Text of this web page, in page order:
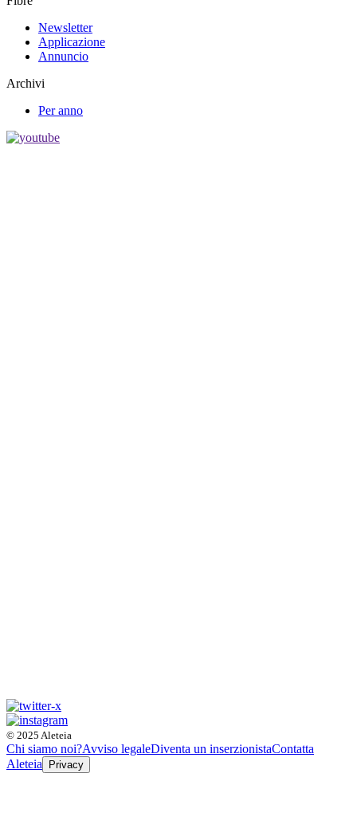
Newsletter
Applicazione
Annuncio
Archivi
Per anno
© 2025 Aleteia
Chi siamo noi?Avviso legaleDiventa un inserzionistaContatta
Aleteia
Privacy